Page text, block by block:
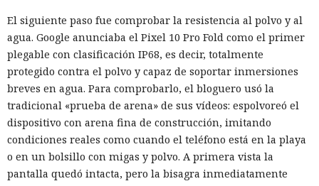
El siguiente paso fue comprobar la resistencia al polvo y al
agua. Google anunciaba el Pixel 10 Pro Fold como el primer
plegable con clasificación IP68, es decir, totalmente
protegido contra el polvo y capaz de soportar inmersiones
breves en agua. Para comprobarlo, el bloguero usó la
tradicional «prueba de arena» de sus vídeos: espolvoreó el
dispositivo con arena fina de construcción, imitando
condiciones reales como cuando el teléfono está en la playa
o en un bolsillo con migas y polvo. A primera vista la
pantalla quedó intacta, pero la bisagra inmediatamente